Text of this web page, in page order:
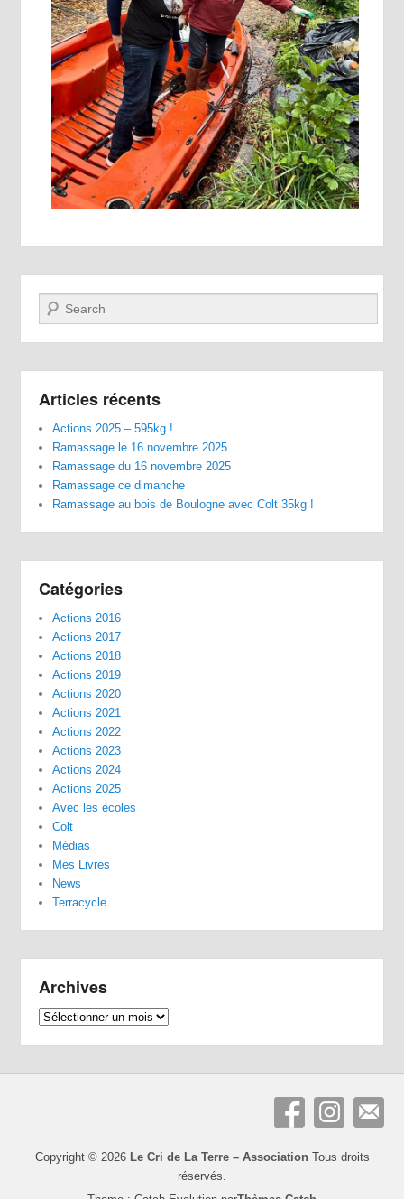
Recherche
Articles récents
Actions 2025 – 595kg !
Ramassage le 16 novembre 2025
Ramassage du 16 novembre 2025
Ramassage ce dimanche
Ramassage au bois de Boulogne avec Colt 35kg !
Catégories
Actions 2016
Actions 2017
Actions 2018
Actions 2019
Actions 2020
Actions 2021
Actions 2022
Actions 2023
Actions 2024
Actions 2025
Avec les écoles
Colt
Médias
Mes Livres
News
Terracycle
Archives
Archives
Copyright © 2026 Le Cri de La Terre – Association Tous droits
réservés.